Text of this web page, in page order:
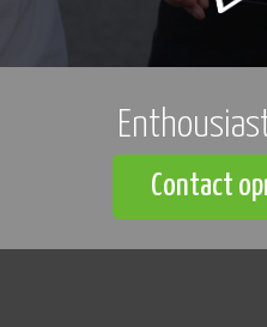
Contact